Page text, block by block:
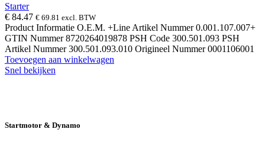
Starter
€ 84.47 € 69.81 excl. BTW
Product Informatie O.E.M. +Line Artikel Nummer 0.001.107.007+
GTIN Nummer 8720264019878 PSH Code 300.501.093 PSH
Artikel Nummer 300.501.093.010 Origineel Nummer 0001106001
Toevoegen aan winkelwagen
Snel bekijken
Startmotor & Dynamo